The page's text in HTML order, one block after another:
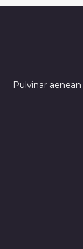
Pulvinar